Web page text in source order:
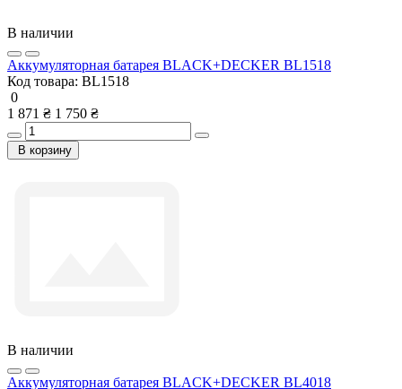
В наличии
Аккумуляторная батарея BLACK+DECKER BL1518
Код товара: BL1518
0
1 871 ₴ 1 750 ₴
В корзину
В наличии
Аккумуляторная батарея BLACK+DECKER BL4018